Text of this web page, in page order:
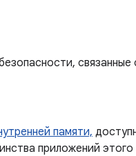
памяти,
приложений